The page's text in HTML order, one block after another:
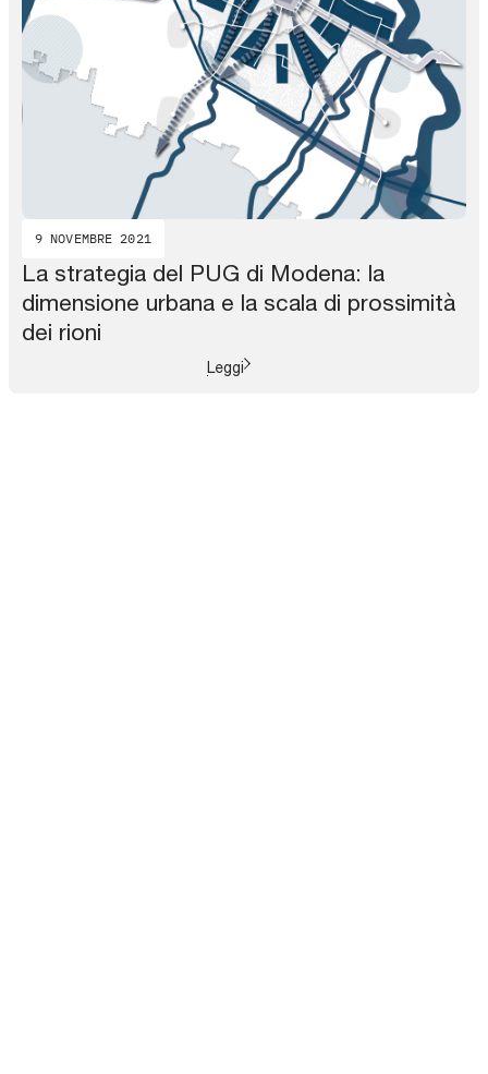
9 NOVEMBRE 2021
La strategia del PUG di Modena: la
dimensione urbana e la scala di prossimità
dei rioni
Leggi